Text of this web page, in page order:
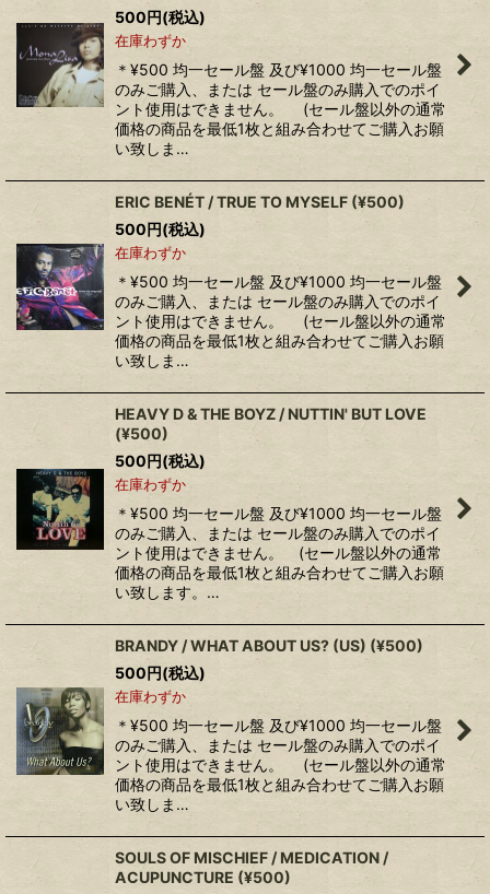
500円(税込)
在庫わずか
＊¥500 均一セール盤 及び¥1000 均一セール盤
のみご購入、または セール盤のみ購入でのポイ
ント使用はできません。 (セール盤以外の通常
価格の商品を最低1枚と組み合わせてご購入お願
い致しま…
ERIC BENÉT / TRUE TO MYSELF (¥500)
500円(税込)
在庫わずか
＊¥500 均一セール盤 及び¥1000 均一セール盤
のみご購入、または セール盤のみ購入でのポイ
ント使用はできません。 (セール盤以外の通常
価格の商品を最低1枚と組み合わせてご購入お願
い致しま…
HEAVY D & THE BOYZ / NUTTIN' BUT LOVE
(¥500)
500円(税込)
在庫わずか
＊¥500 均一セール盤 及び¥1000 均一セール盤
のみご購入、または セール盤のみ購入でのポイ
ント使用はできません。 (セール盤以外の通常
価格の商品を最低1枚と組み合わせてご購入お願
い致します。…
BRANDY / WHAT ABOUT US? (US) (¥500)
500円(税込)
在庫わずか
＊¥500 均一セール盤 及び¥1000 均一セール盤
のみご購入、または セール盤のみ購入でのポイ
ント使用はできません。 (セール盤以外の通常
価格の商品を最低1枚と組み合わせてご購入お願
い致しま…
SOULS OF MISCHIEF / MEDICATION /
ACUPUNCTURE (¥500)